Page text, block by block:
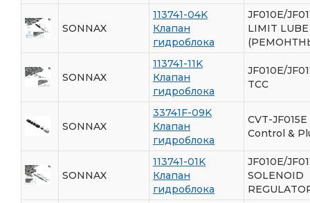
SONNAX
113741-04K
Клапан
гидроблока
JF010E/
LIMIT LUBE
SONNAX
113741-11K
Клапан
гидроблока
JF010E/
TCC
SONNAX
33741F-09K
Клапан
гидроблока
CVT-
Control &
SONNAX
113741-01K
Клапан
гидроблока
JF010E/
SOLENOID